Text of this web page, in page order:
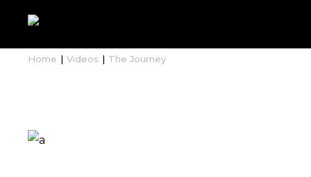
Home Videos The Journey